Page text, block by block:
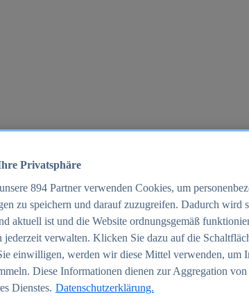
Privatsphäre
894 Partner verwenden Cookies, um
zu speichern und darauf zuzugreifen. Dadurch wird
aktuell ist und die Website ordnungsgemäß
jederzeit verwalten. Klicken Sie dazu auf die
einwilligen, werden wir diese Mittel verwenden, um
Diese Informationen dienen zur Aggregation
Dienstes. Datenschutzerklärung.